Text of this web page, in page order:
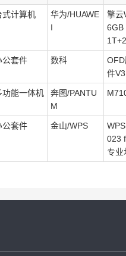
式计算机
华为/HUAWE
I
擎云
6GB
公套件 数科
件
功能一体机
奔图/PANTU
M
公套件 金山/WPS
023
专业